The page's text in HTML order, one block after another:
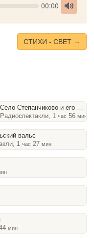
Current
00:00
Toggle
СТИХИ - СВЕТ →
Село Степанчиково и его обитатели
Радиоспектакли, 1 час 56 мин
вальс
1 час 27 мин
мин